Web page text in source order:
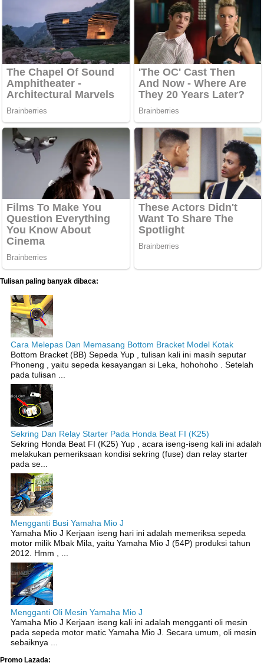
Tulisan paling banyak dibaca:
Cara Melepas Dan Memasang Bottom Bracket Model Kotak
Bottom Bracket (BB) Sepeda Yup , tulisan kali ini masih seputar
Phoneng , yaitu sepeda kesayangan si Leka, hohohoho . Setelah
pada tulisan ...
Sekring Dan Relay Starter Pada Honda Beat FI (K25)
Sekring Honda Beat FI (K25) Yup , acara iseng-iseng kali ini adalah
melakukan pemeriksaan kondisi sekring (fuse) dan relay starter
pada se...
Mengganti Busi Yamaha Mio J
Yamaha Mio J Kerjaan iseng hari ini adalah memeriksa sepeda
motor milik Mbak Mila, yaitu Yamaha Mio J (54P) produksi tahun
2012. Hmm , ...
Mengganti Oli Mesin Yamaha Mio J
Yamaha Mio J Kerjaan iseng kali ini adalah mengganti oli mesin
pada sepeda motor matic Yamaha Mio J. Secara umum, oli mesin
sebaiknya ...
Promo Lazada: